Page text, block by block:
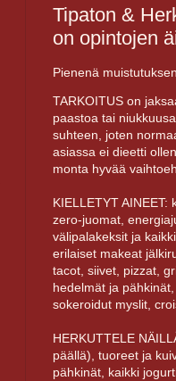
Tipaton &
on opintojen
Pienenä
TARKOITUS on
paastoa tai
suhteen, joten
asiassa ei dieetti
monta hyvää
KIELLETYT
zero-juomat,
välipalakeksit ja
erilaiset makeat
tacot, siivet, pizzat,
hedelmät ja
sokeroidut myslit,
HERKUTTELE
päällä), tuoreet ja
pähkinät, kaikki